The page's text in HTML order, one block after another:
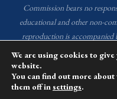
Commission bears no
educational and other non-
reproduction is accompanied
Human Rights Commission
of this website: EHRC Media
and
We are using cookies to
website.
You can find out more
them off insettings.